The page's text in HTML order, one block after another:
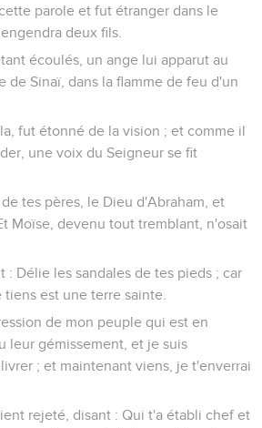
parole et fut étranger dans le
deux fils.
écoulés, un ange lui apparut au
de Sinaï, dans la flamme de feu d'un
fut étonné de la vision ; et comme il
une voix du Seigneur se fit
tes pères, le Dieu d'Abraham, et
Moïse, devenu tout tremblant, n'osait
: Délie les sandales de tes pieds ; car
est une terre sainte.
de mon peuple qui est en
leur gémissement, et je suis
; et maintenant viens, je t'enverrai
rejeté, disant : Qui t'a établi chef et